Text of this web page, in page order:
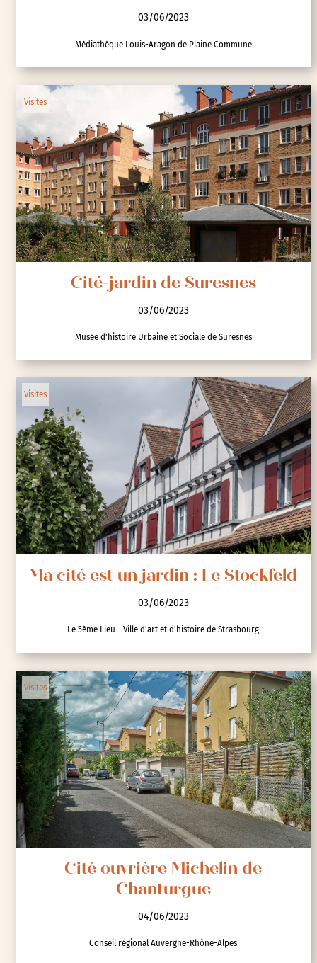
03/06/2023
Médiathèque Louis-Aragon de Plaine Commune
Visites
Cité-jardin de Suresnes
03/06/2023
Musée d'histoire Urbaine et Sociale de Suresnes
Visites
Ma cité est un jardin : Le Stockfeld
03/06/2023
Le 5ème Lieu - Ville d'art et d'histoire de Strasbourg
Visites
Cité ouvrière Michelin de
Chanturgue
04/06/2023
Conseil régional Auvergne-Rhône-Alpes